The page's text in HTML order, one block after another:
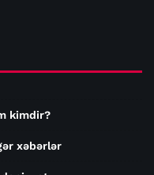
kimdir?
xəbərlər